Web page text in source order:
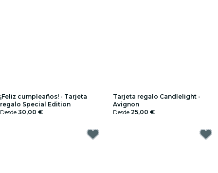
¡Feliz cumpleaños! - Tarjeta
regalo Special Edition
Desde 30,00 €
Tarjeta regalo Candlelight -
Avignon
Desde 25,00 €